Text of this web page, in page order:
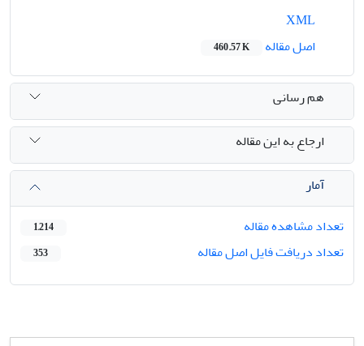
اصل مقاله
460.57 K
هم رسانی
ارجاع به این مقاله
آمار
تعداد مشاهده مقاله
1,214
تعداد دریافت فایل اصل مقاله 353